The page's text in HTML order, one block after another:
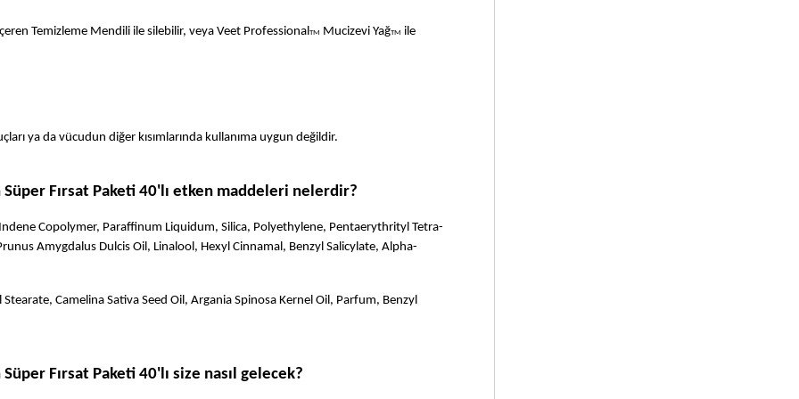
Temizleme Mendili ile silebilir, veya Veet Professional TM Mucizevi YağTM ile
ya da vücudun diğer kısımlarında kullanıma uygun değildir.
Fırsat Paketi 40'lı etken maddeleri nelerdir?
Copolymer, Paraffinum Liquidum, Silica, Polyethylene, Pentaerythrityl Tetra-
Amygdalus Dulcis Oil, Linalool, Hexyl Cinnamal, Benzyl Salicylate, Alpha-
Camelina Sativa Seed Oil, Argania Spinosa Kernel Oil, Parfum, Benzyl
Fırsat Paketi 40'lı size nasıl gelecek?